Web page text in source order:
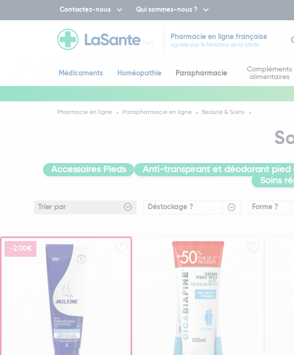
Contactez-nous Qui sommes-nous ?
Pharmacie en ligne française
agréée par le Ministère de la Santé
Médicaments Homéopathie Parapharmacie
Compléments
alimentaires
Pharmacie en ligne Parapharmacie en ligne Beauté & Soins
Accessoires Pieds Anti-transpirant et déodorant pied
Soins
Déstockage ? Forme ?
-2.00€